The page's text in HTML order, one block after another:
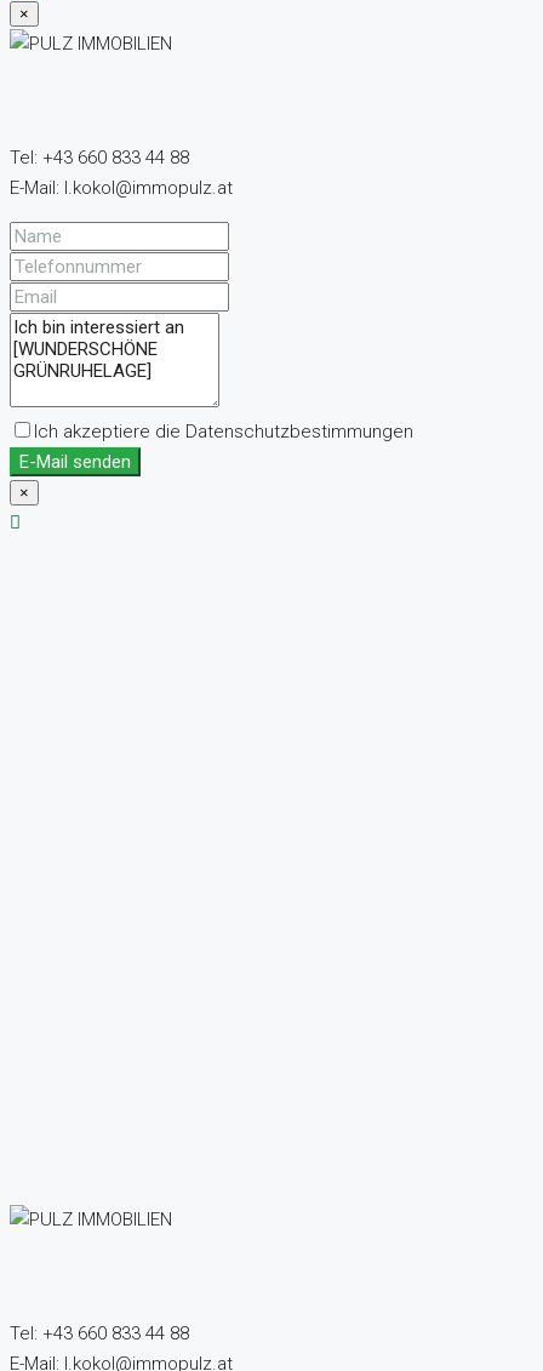
×
Tel: +43 660 833 44 88
E-Mail: l.kokol@immopulz.at
Ich akzeptiere die Datenschutzbestimmungen
E-Mail senden
×
Tel: +43 660 833 44 88
E-Mail: l.kokol@immopulz.at